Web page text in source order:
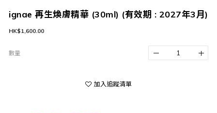
ignae 再生煥膚精華 (30ml) (有效期 : 2027年3月)
HK$1,600.00
數量
加入追蹤清單